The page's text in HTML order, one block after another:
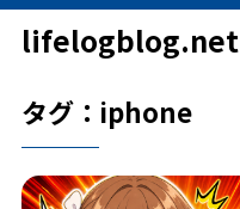
lifelogblog.net
タグ：iphone